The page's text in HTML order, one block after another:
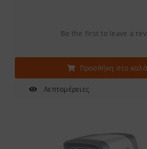
Be the first to leave a
Προσθήκη στο
Λεπτομέρειες